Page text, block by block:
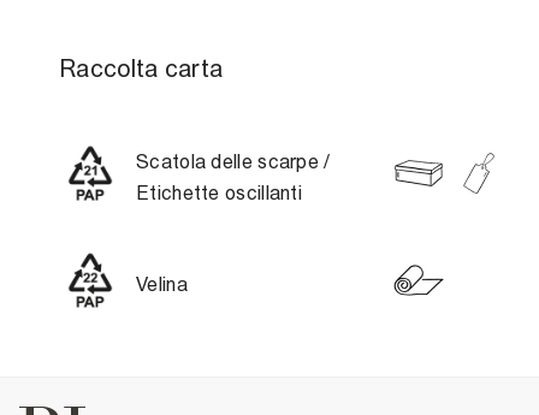
Raccolta carta
Scatola delle scarpe /
Etichette oscillanti
Velina